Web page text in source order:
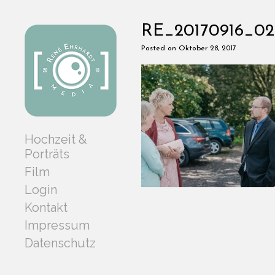
Hochzeit &
Porträts
Film
Login
Kontakt
Impressum
Datenschutz
Posted on Oktober 28, 2017